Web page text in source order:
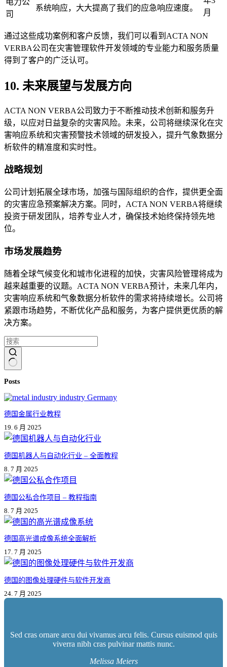
电力公
司
系统响应，大大提高了我们的应急响应速度。
月
通过这些成功案例和客户反馈，我们可以看到ACTA NON
VERBA公司在灾害管理软件开发领域的专业能力和服务质量
得到了客户的广泛认可。
10. 未来展望与发展方向
ACTA NON VERBA公司致力于不断推动技术创新和服务升
级，以应对日益复杂的灾害风险。未来，公司将继续深化在灾
害响应系统和灾害预警技术领域的研发投入，提升气象数据分
析软件的精准度和实时性。
战略规划
公司计划拓展全球市场，加强与国际组织的合作，提供更全面
的灾害应急预案解决方案。同时，ACTA NON VERBA将继续
投资于研发团队，培养专业人才，确保技术始终保持领先地
位。
市场发展趋势
随着全球气候变化和城市化进程的加快，灾害风险管理将成为
越来越重要的议题。ACTA NON VERBA预计，未来几年内，
灾害响应系统和气象数据分析软件的需求将持续增长。公司将
紧跟市场趋势，不断优化产品和服务，为客户提供更优质的解
决方案。
果
Posts
德国金属行业教程
19. 6 月 2025
德国机器人与自动化行业 – 全面教程
8. 7 月 2025
德国公私合作项目 – 教程指南
8. 7 月 2025
德国高光谱成像系统全面解析
17. 7 月 2025
德国的图像处理硬件与软件开发商
24. 7 月 2025
Sed cras ornare arcu dui vivamus arcu felis. Cursus euismod quis
viverra nibh cras pulvinar mattis nunc.
Melissa Meiers